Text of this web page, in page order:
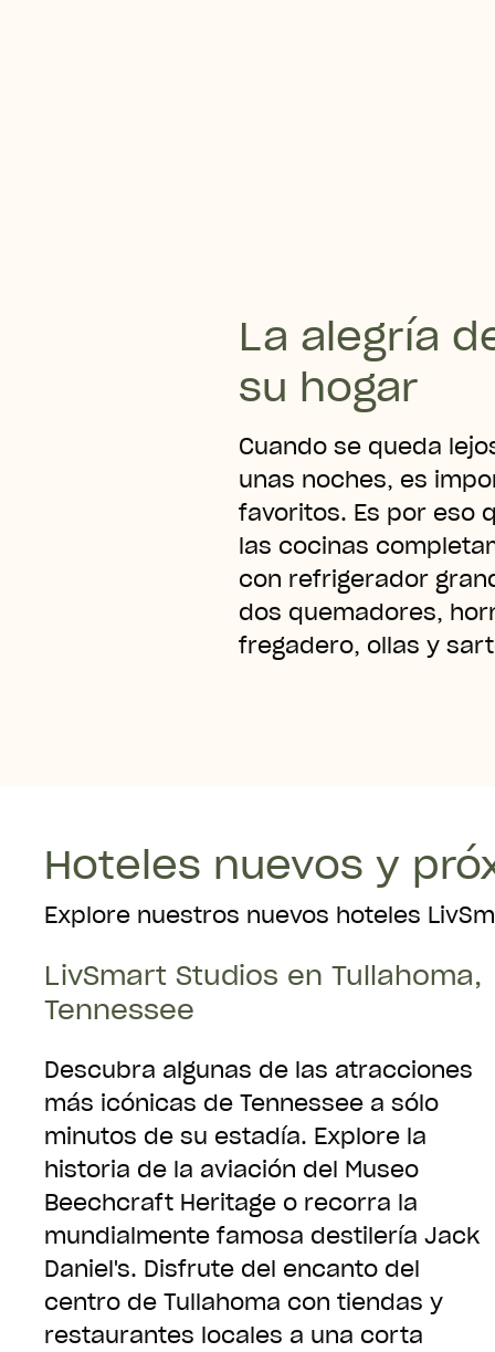
La alegría
su hogar
Cuando se queda
unas noches, es
favoritos. Es por eso
las cocinas
con refrigerador
dos quemadores,
fregadero, ollas y
Hoteles nuevos y
Explore nuestros nuevos hoteles
LivSmart Studios en Tullahoma,
Tennessee
Abierto
Descubra algunas de las atracciones
más icónicas de Tennessee a sólo
minutos de su estadía. Explore la
historia de la aviación del Museo
Beechcraft Heritage o recorra la
mundialmente famosa destilería Jack
Daniel's. Disfrute del encanto del
centro de Tullahoma con tiendas y
restaurantes locales a una corta